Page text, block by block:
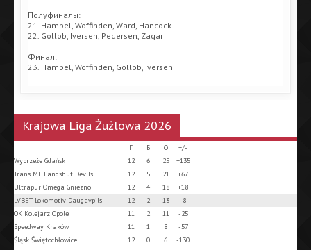
Полуфиналы:
21. Hampel, Woffinden, Ward, Hancock
22. Gollob, Iversen, Pedersen, Zagar
Финал:
23. Hampel, Woffinden, Gollob, Iversen
Krajowa Liga Żużlowa 2026
Г Б О
+/-
Wybrzeże Gdańsk
12 6 25
+135
Trans MF Landshut Devils
12 5 21
+67
Ultrapur Omega Gniezno
12 4 18
+18
LVBET Lokomotiv Daugavpils
12 2 13
-8
OK Kolejarz Opole
11 2 11
-25
Speedway Kraków
11 1 8
-57
Śląsk Świętochłowice
12 0 6 -130